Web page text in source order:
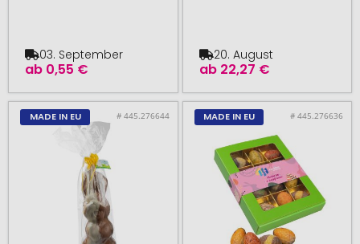
ab 0,55 €
03. September
ab 22,27 €
20. August
MADE IN EU # 445.276644 MADE IN EU # 445.276636